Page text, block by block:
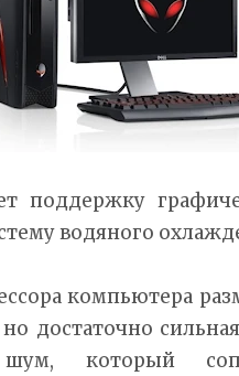
поддержку
водяного
компьютера
достаточно
который